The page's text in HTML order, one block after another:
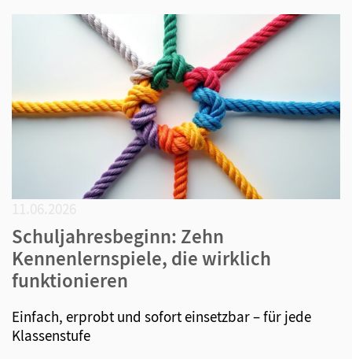
Schuljahresbeginn: Zehn
Kennenlernspiele, die wirklich
funktionieren
Einfach, erprobt und sofort einsetzbar – für jede
Klassenstufe